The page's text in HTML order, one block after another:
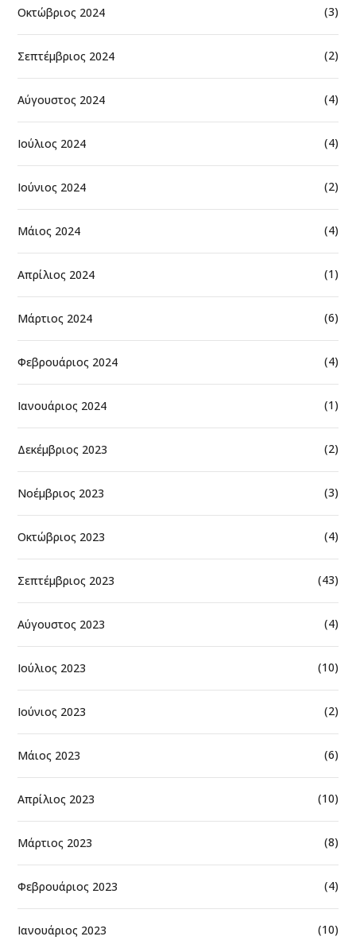
Οκτώβριος 2024 (3)
Σεπτέμβριος 2024 (2)
Αύγουστος 2024 (4)
Ιούλιος 2024 (4)
Ιούνιος 2024 (2)
Μάιος 2024 (4)
Απρίλιος 2024 (1)
Μάρτιος 2024 (6)
Φεβρουάριος 2024 (4)
Ιανουάριος 2024 (1)
Δεκέμβριος 2023 (2)
Νοέμβριος 2023 (3)
Οκτώβριος 2023 (4)
Σεπτέμβριος 2023 (43)
Αύγουστος 2023 (4)
Ιούλιος 2023 (10)
Ιούνιος 2023 (2)
Μάιος 2023 (6)
Απρίλιος 2023 (10)
Μάρτιος 2023 (8)
Φεβρουάριος 2023 (4)
Ιανουάριος 2023 (10)